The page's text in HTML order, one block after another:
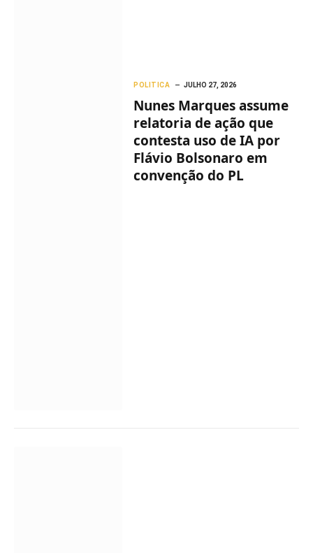
POLITICA JULHO 27, 2026
Nunes Marques assume
relatoria de ação que
contesta uso de IA por
Flávio Bolsonaro em
convenção do PL